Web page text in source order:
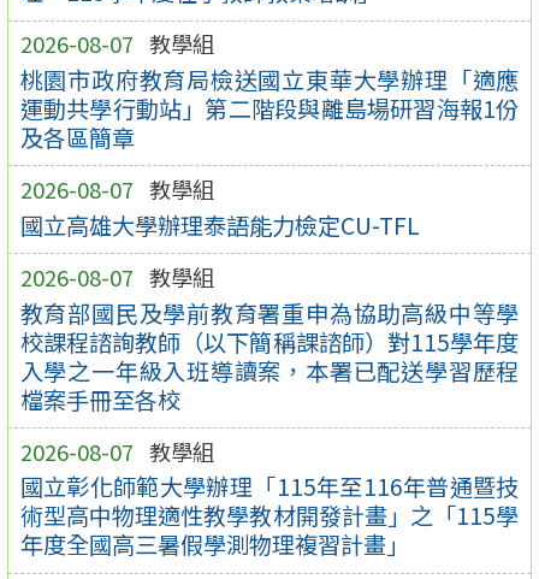
2026-08-07 教學組
桃園市政府教育局檢送國立東華大學辦理「適應
運動共學行動站」第二階段與離島場研習海報1份
及各區簡章
2026-08-07 教學組
國立高雄大學辦理泰語能力檢定CU-TFL
2026-08-07 教學組
教育部國民及學前教育署重申為協助高級中等學
校課程諮詢教師（以下簡稱課諮師）對115學年度
入學之一年級入班導讀案，本署已配送學習歷程
檔案手冊至各校
2026-08-07 教學組
國立彰化師範大學辦理「115年至116年普通暨技
術型高中物理適性教學教材開發計畫」之「115學
年度全國高三暑假學測物理複習計畫」